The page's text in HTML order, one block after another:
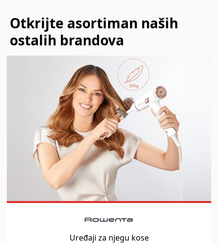
Otkrijte asortiman naših
ostalih brandova
Uređaji za njegu kose